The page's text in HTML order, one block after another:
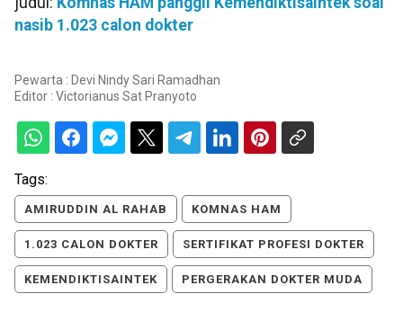
nasib 1.023 calon dokter
Pewarta : Devi Nindy Sari Ramadhan
Editor : Victorianus Sat Pranyoto
Tags:
AMIRUDDIN AL RAHAB KOMNAS HAM
1.023 CALON DOKTER SERTIFIKAT PROFESI DOKTER
KEMENDIKTISAINTEK PERGERAKAN DOKTER MUDA